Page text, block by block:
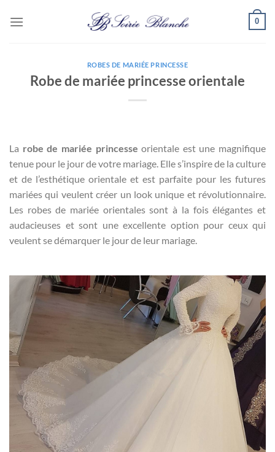
0
ROBES DE MARIÉE PRINCESSE
Robe de mariée princesse orientale
La robe de mariée princesse orientale est une magnifique
tenue pour le jour de votre mariage. Elle s’inspire de la culture
et de l’esthétique orientale et est parfaite pour les futures
mariées qui veulent créer un look unique et révolutionnaire.
Les robes de mariée orientales sont à la fois élégantes et
audacieuses et sont une excellente option pour ceux qui
veulent se démarquer le jour de leur mariage.